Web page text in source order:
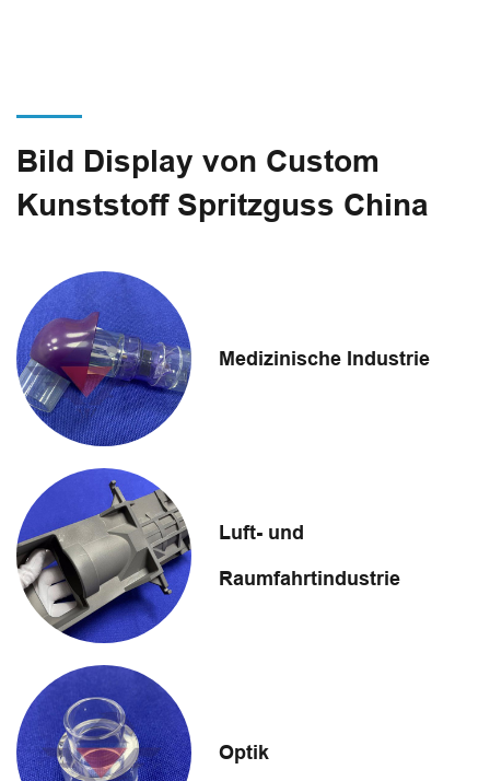
Bild Display von Custom
Kunststoff Spritzguss China
Medizinische Industrie
Luft- und
Raumfahrtindustrie
Optik